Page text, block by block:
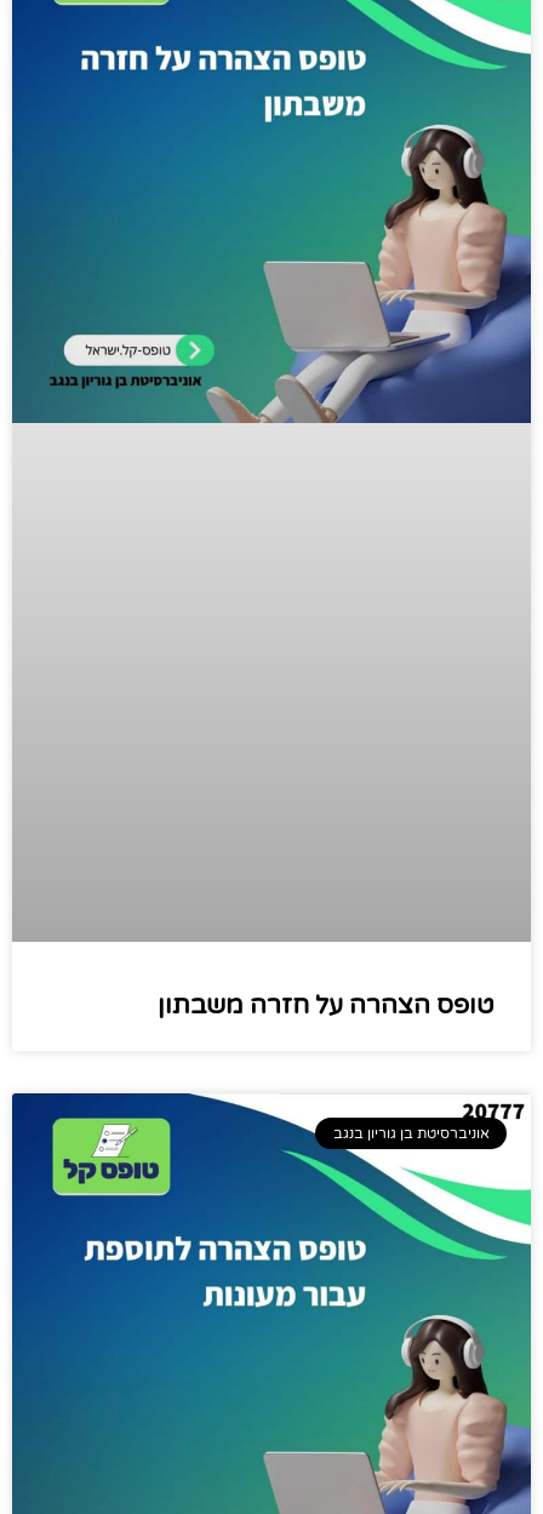
טופס הצהרה על חזרה משבתון ​
אוניברסיטת בן גוריון בנגב